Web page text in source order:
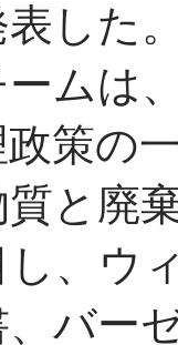
した
ムは
策の
と廃
、ウ
、バー